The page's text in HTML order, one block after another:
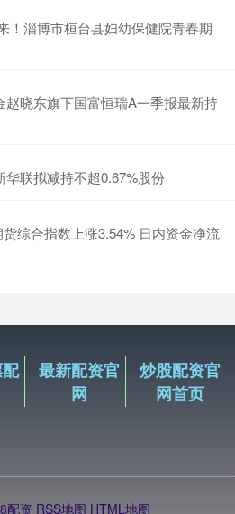
！淄博市桓台县妇幼保健院青春期
晓东旗下国富恒瑞A一季报最新持
联拟减持不超0.67%股份
综合指数上涨3.54% 日内资金净流
最新配资官
网
炒股配资官
网首页
配资 RSS地图 HTML地图